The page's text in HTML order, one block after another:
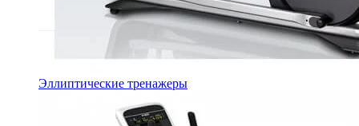
Эллиптические тренажеры